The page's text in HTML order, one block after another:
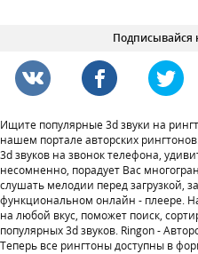
Подписывайся
Ищите популярные 3d звуки на
нашем портале авторских
3d звуков на звонок телефона,
несомненно, порадует Вас
слушать мелодии перед загрузкой,
функциональном онлайн - плеере.
на любой вкус, поможет поиск,
популярных 3d звуков. Ringon -
Теперь все рингтоны доступны в